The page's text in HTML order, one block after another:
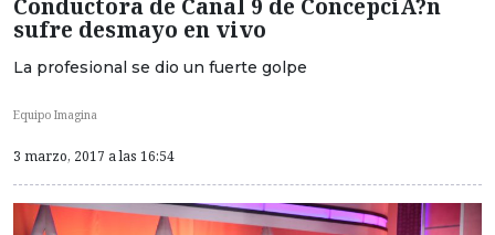
Conductora de Canal 9 de ConcepciA?n
sufre desmayo en vivo
La profesional se dio un fuerte golpe
Equipo Imagina
3 marzo, 2017 a las 16:54